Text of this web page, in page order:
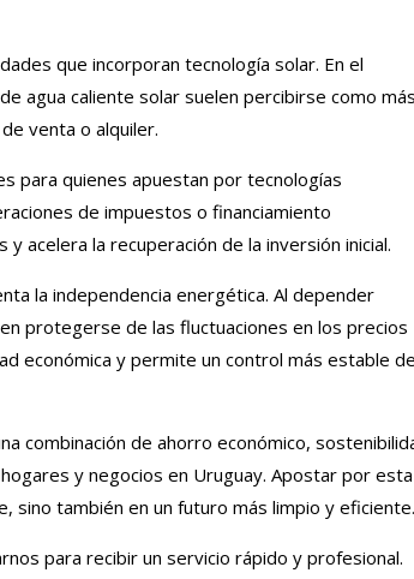
que incorporan tecnología solar. En el
agua caliente solar suelen percibirse como más
venta o alquiler.
para quienes apuestan por tecnologías
de impuestos o financiamiento
acelera la recuperación de la inversión inicial.
la independencia energética. Al depender
protegerse de las fluctuaciones en los precios
económica y permite un control más estable de
combinación de ahorro económico,
y negocios en Uruguay. Apostar por esta
sino también en un futuro más limpio y eficiente.
para recibir un servicio rápido y profesional.